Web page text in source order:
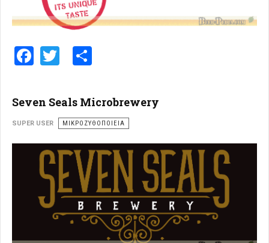
Facebook
Twitter
Seven Seals Microbrewery
SUPER USER ΜΙΚΡΟΖΥΘΟΠΟΙΕΊΑ